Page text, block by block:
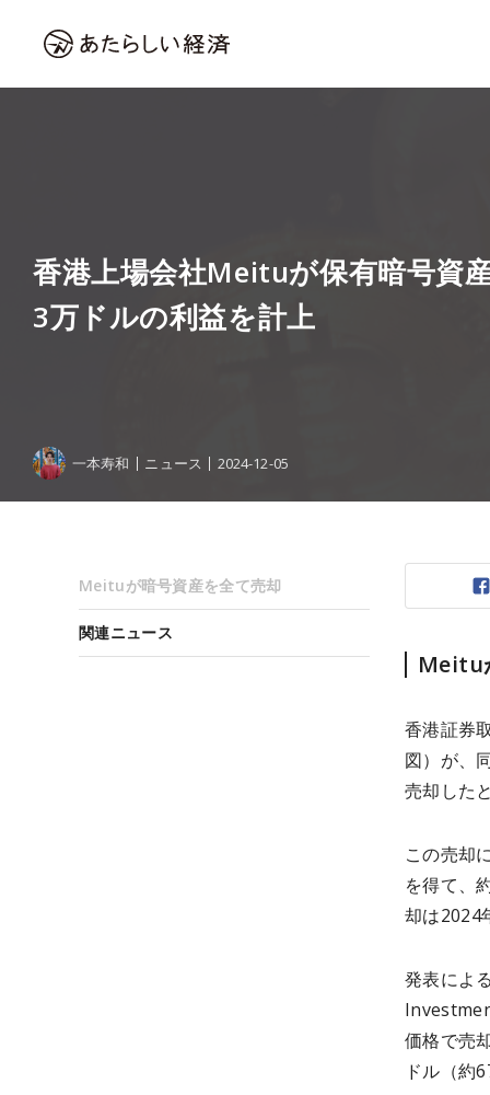
香港上場会社Meituが保有暗号資
3万ドルの利益を計上
一本寿和 ニュース 2024-12-05
Meitu
香港証券
図）が、
売却した
この売却
を得て、
却は2024
発表によ
価格で売
ドル（約
Meituが暗号資産を全て売却
関連ニュース